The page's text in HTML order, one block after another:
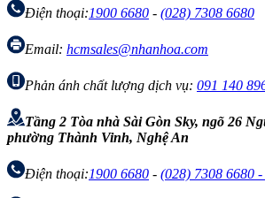
Điện thoại:1900 6680 - (028) 7308 6680
Email: hcmsales@nhanhoa.com
Phản ánh chất lượng dịch vụ: 091 140
Tầng 2 Tòa nhà Sài Gòn Sky, ngõ 26
phường Thành Vinh, Nghệ An
Điện thoại:1900 6680 - (028) 7308 6680